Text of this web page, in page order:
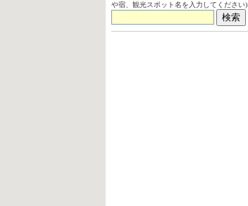
や宿、観光スポット名を入力してください)